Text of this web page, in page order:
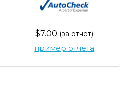
$7.00 (за отчет)
пример отчета